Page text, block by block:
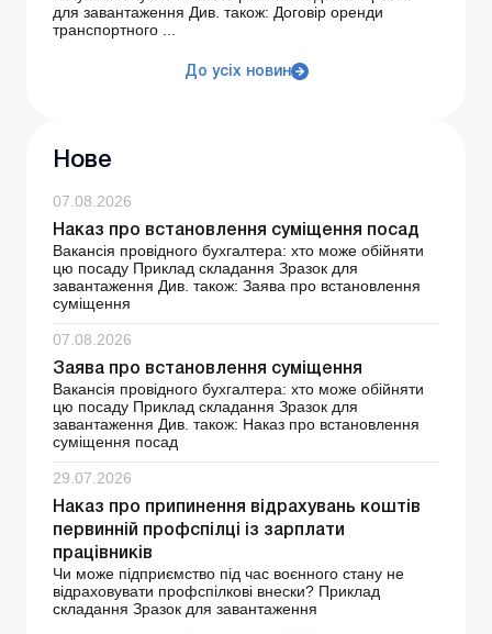
для завантаження Див. також: Договір оренди
транспортного ...
До усіх новин
Нове
07.08.2026
Наказ про встановлення суміщення посад
Вакансія провідного бухгалтера: хто може обійняти
цю посаду Приклад складання Зразок для
завантаження Див. також: Заява про встановлення
суміщення
07.08.2026
Заява про встановлення суміщення
Вакансія провідного бухгалтера: хто може обійняти
цю посаду Приклад складання Зразок для
завантаження Див. також: Наказ про встановлення
суміщення посад
29.07.2026
Наказ про припинення відрахувань коштів
первинній профспілці із зарплати
працівників
Чи може підприємство під час воєнного стану не
відраховувати профспілкові внески? Приклад
складання Зразок для завантаження